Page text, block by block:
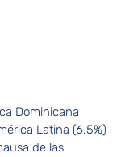
Dominicana
Latina (6,5%)
de las